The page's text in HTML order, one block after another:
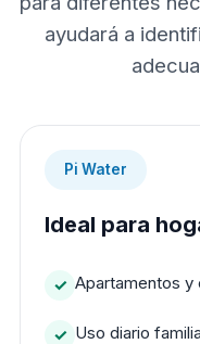
ayudará a
Pi Water
Ideal para
Apartamentos y
Uso diario